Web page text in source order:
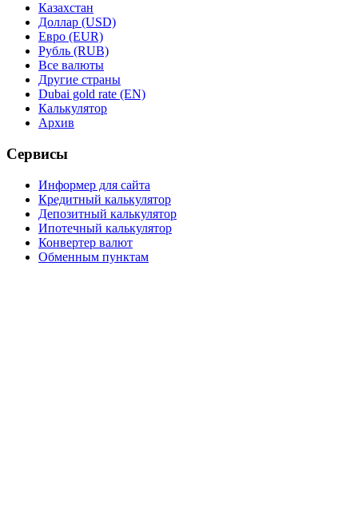
Казахстан
Доллар (USD)
Евро (EUR)
Рубль (RUB)
Все валюты
Другие страны
Dubai gold rate (EN)
Калькулятор
Архив
Сервисы
Информер для сайта
Кредитный калькулятор
Депозитный калькулятор
Ипотечный калькулятор
Конвертер валют
Обменным пунктам